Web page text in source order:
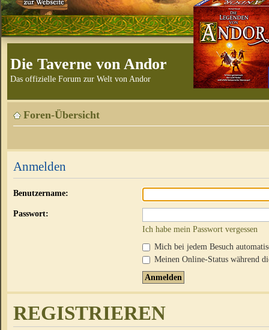
Die Taverne von Andor
Das offizielle Forum zur Welt von Andor
Foren-Übersicht
Anmelden
Benutzername:
Passwort:
Ich habe mein Passwort vergessen
Mich bei jedem Besuch
Meinen Online-Status während
REGISTRIEREN